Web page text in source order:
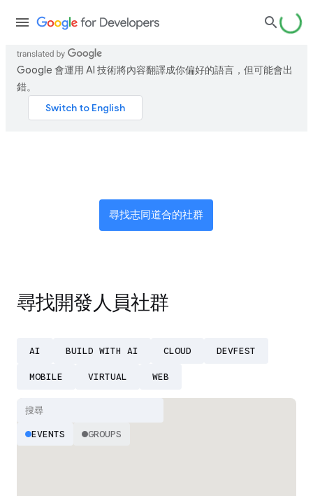
Google 會運用 AI 技術將內容翻譯成你偏好的語言，但可能會出
錯。
尋找志同道合的社群
尋找開發人員社群
AI BUILD WITH AI CLOUD DEVFEST
MOBILE VIRTUAL WEB
EVENTS GROUPS